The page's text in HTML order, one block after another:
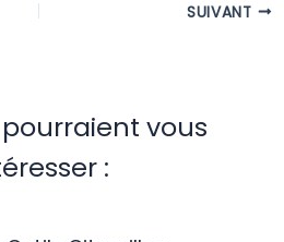
SUIVANT
vous
: